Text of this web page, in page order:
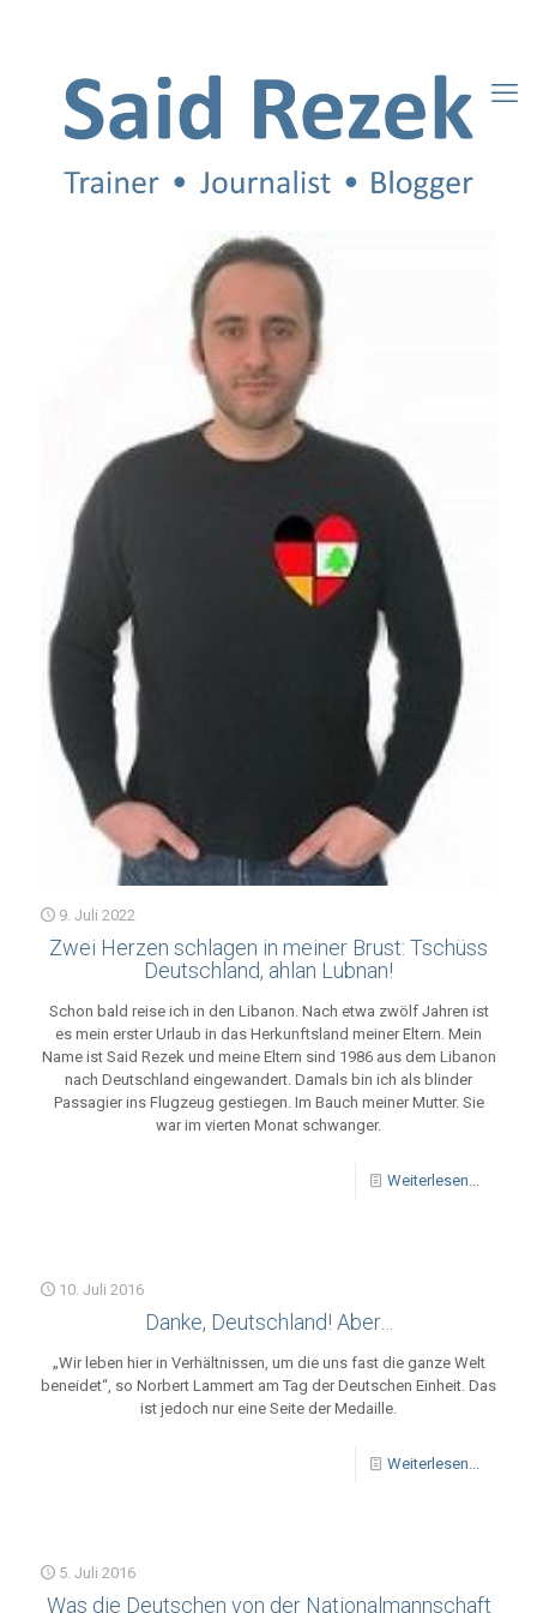
9. Juli 2022
Zwei Herzen schlagen in meiner Brust: Tschüss
Deutschland, ahlan Lubnan!
Schon bald reise ich in den Libanon. Nach etwa zwölf Jahren ist
es mein erster Urlaub in das Herkunftsland meiner Eltern. Mein
Name ist Said Rezek und meine Eltern sind 1986 aus dem Libanon
nach Deutschland eingewandert. Damals bin ich als blinder
Passagier ins Flugzeug gestiegen. Im Bauch meiner Mutter. Sie
war im vierten Monat schwanger.
Weiterlesen...
10. Juli 2016
Danke, Deutschland! Aber…
„Wir leben hier in Verhältnissen, um die uns fast die ganze Welt
beneidet“, so Norbert Lammert am Tag der Deutschen Einheit. Das
ist jedoch nur eine Seite der Medaille.
Weiterlesen...
5. Juli 2016
Was die Deutschen von der Nationalmannschaft